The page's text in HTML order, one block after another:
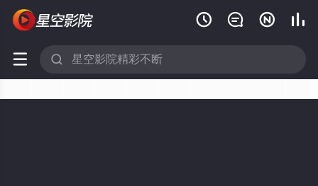
   
 